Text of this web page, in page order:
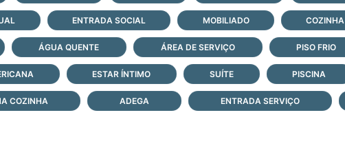
ENTRADA SOCIAL MOBILIADO COZINHA
ÁGUA QUENTE ÁREA DE SERVIÇO PISO FRIO
ESTAR ÍNTIMO SUÍTE PISCINA
COZINHA ADEGA ENTRADA SERVIÇO